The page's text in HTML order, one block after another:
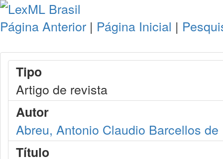
Página Anterior | Página Inicial |
Tipo
Artigo de revista
Autor
Abreu, Antonio Claudio Barcellos de
Título